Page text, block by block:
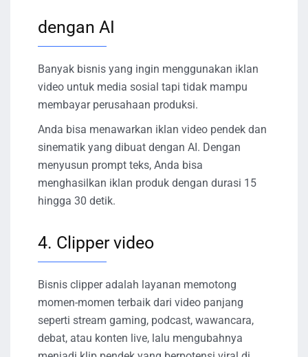
dengan AI
Banyak bisnis yang ingin menggunakan iklan
video untuk media sosial tapi tidak mampu
membayar perusahaan produksi.
Anda bisa menawarkan iklan video pendek dan
sinematik yang dibuat dengan AI. Dengan
menyusun prompt teks, Anda bisa
menghasilkan iklan produk dengan durasi 15
hingga 30 detik.
4. Clipper video
Bisnis clipper adalah layanan memotong
momen-momen terbaik dari video panjang
seperti stream gaming, podcast, wawancara,
debat, atau konten live, lalu mengubahnya